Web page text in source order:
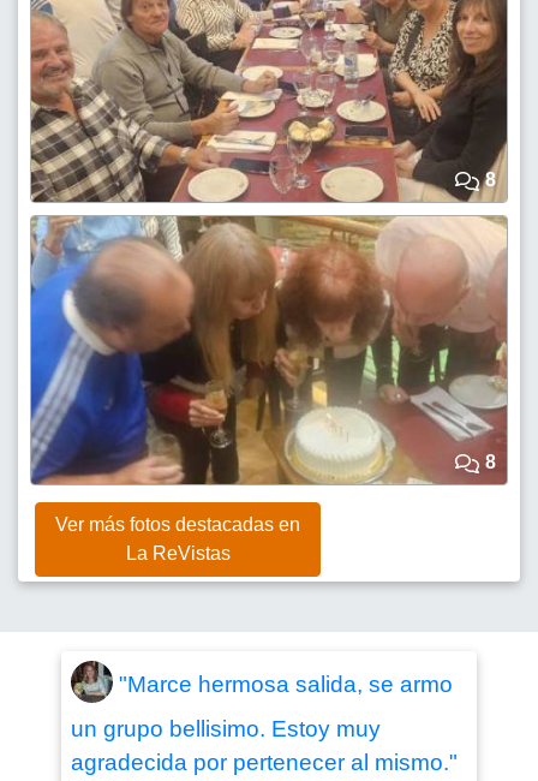
8
8
Ver más fotos destacadas en
La ReVistas
"Marce hermosa salida, se armo
un grupo bellisimo. Estoy muy
agradecida por pertenecer al mismo."